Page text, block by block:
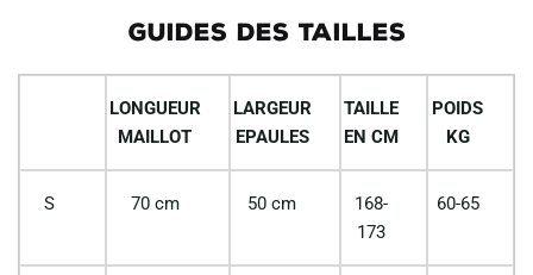
GUIDES DES TAILLES
LONGUEUR
MAILLOT
LARGEUR
EPAULES
TAILLE
EN CM
POIDS
KG
S 70 cm 50 cm
168-
173
60-65